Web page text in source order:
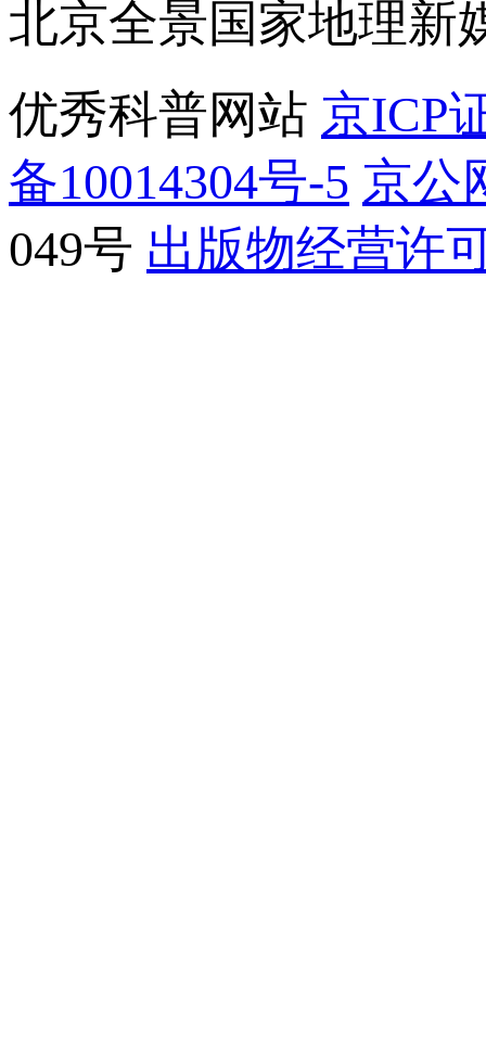
北京全景国家地理新
优秀科普网站 京ICP
备10014304号-5 京公
049号 出版物经营许